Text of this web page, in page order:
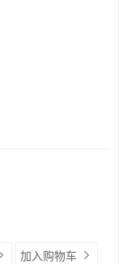
加入购物车